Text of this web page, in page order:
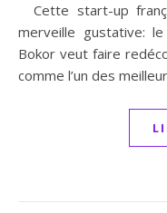
Cette start-up française se spécialise sur une petite
merveille gustative:
Bokor veut faire
comme l’un des